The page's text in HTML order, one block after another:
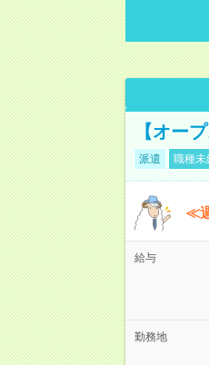
【オー
派遣 職種未
≪
給与
勤務地